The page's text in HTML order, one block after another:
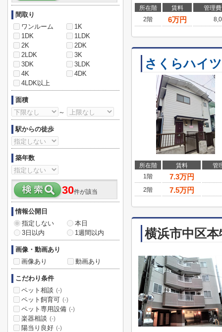
所在階 賃料
管理
2階
6万円
さくらハイツ
所在階 賃料
管
1階
7.3万円
2階 7.5万円
横浜市中区
間取り
ワンルーム
1K
1DK
1LDK
2K
2DK
2LDK
3K
3DK
3LDK
4K
4DK
4LDK以上
面積
～
駅からの徒歩
築年数
30件が該当
情報公開日
指定しない
本日
3日以内
1週間以内
画像・動画あり
画像あり
動画あり
こだわり条件
ペット相談 (-)
ペット飼育可 (-)
ペット専用設備 (-)
楽器相談 (-)
陽当り良好 (-)